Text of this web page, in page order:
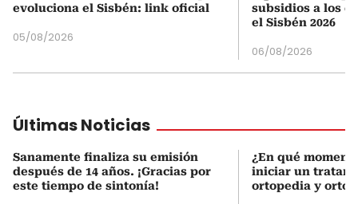
evoluciona el Sisbén: link oficial
05/08/2026
subsidios a los
el Sisbén 2026
06/08/2026
Últimas Noticias
Sanamente finaliza su emisión
después de 14 años. ¡Gracias por
este tiempo de sintonía!
¿En qué
iniciar un
ortopedia y